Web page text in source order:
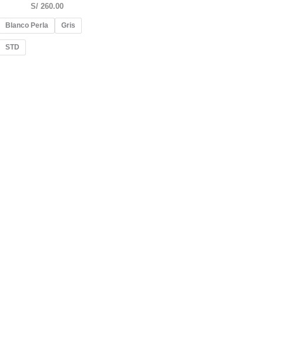
S/260.00
Blanco Perla Gris
STD